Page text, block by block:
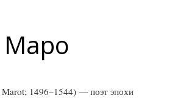
Маро
1496–1544) — поэт эпохи